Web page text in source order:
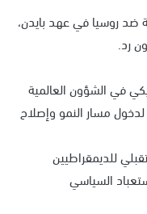
ضد روسيا في عهد بايدن،
رد.
في الشؤون العالمية
لدخول مسار النمو وإصلاح
للديمقراطيين
السياسي